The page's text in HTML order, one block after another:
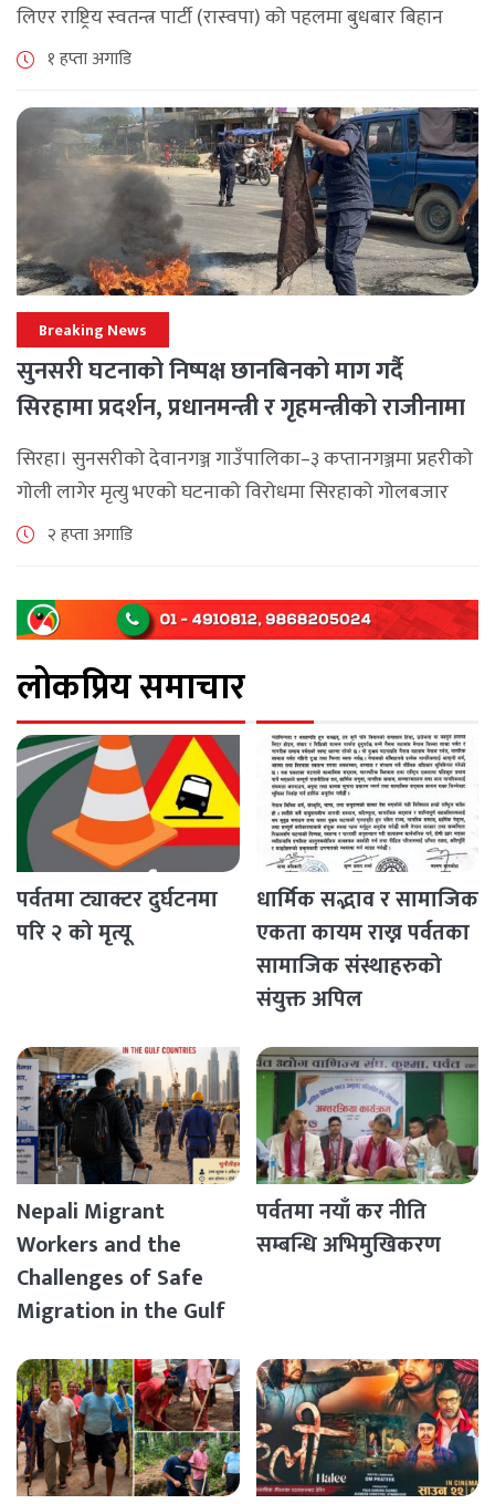
लिएर राष्ट्रिय स्वतन्त्र पार्टी (रास्वपा) को पहलमा बुधबार बिहान
सिंहदरबारमा सर्वदलीय बैठक जारी छ। रास्वपाका सभापति रवि
१ हप्ता अगाडि
Breaking News
सुनसरी घटनाको निष्पक्ष छानबिनको माग गर्दै
सिरहामा प्रदर्शन, प्रधानमन्त्री र गृहमन्त्रीको राजीनामा
माग
सिरहा। सुनसरीको देवानगञ्ज गाउँपालिका–३ कप्तानगञ्जमा प्रहरीको
गोली लागेर मृत्यु भएको घटनाको विरोधमा सिरहाको गोलबजार
नगरपालिका–८ पुरानो चोक चोहर्वामा स्थानीयले प्रदर्शन गरेका
पश्चिम राजमार्ग अवरुद्ध [...]
२ हप्ता अगाडि
लोकप्रिय समाचार
पर्वतमा ट्याक्टर दुर्घटनमा
परि २ को मृत्यू
धार्मिक सद्भाव र सामाजिक
एकता कायम राख्न पर्वतका
सामाजिक संस्थाहरुको
संयुक्त अपिल
Nepali Migrant
Workers and the
Challenges of Safe
Migration in the Gulf
पर्वतमा नयाँ कर नीति
सम्बन्धि अभिमुखिकरण